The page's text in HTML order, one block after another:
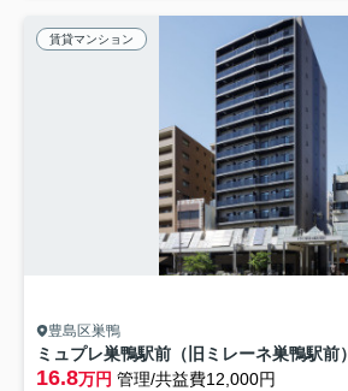
賃貸マンション
豊島区巣鴨
ミュプレ巣鴨駅前（旧ミレーネ巣鴨駅前）
16.8万円 管理/共益費12,000円